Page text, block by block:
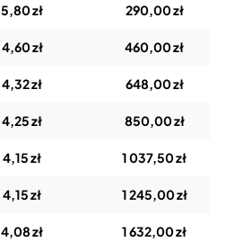
5,80 zł 290,00 zł
4,60 zł 460,00 zł
4,32 zł 648,00 zł
4,25 zł 850,00 zł
4,15 zł 1 037,50 zł
4,15 zł 1 245,00 zł
4,08 zł 1 632,00 zł